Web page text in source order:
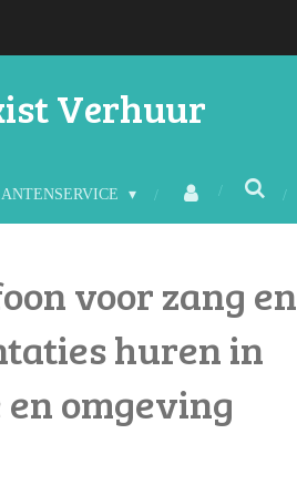
Verhuur
voor zang en
huren in
omgeving